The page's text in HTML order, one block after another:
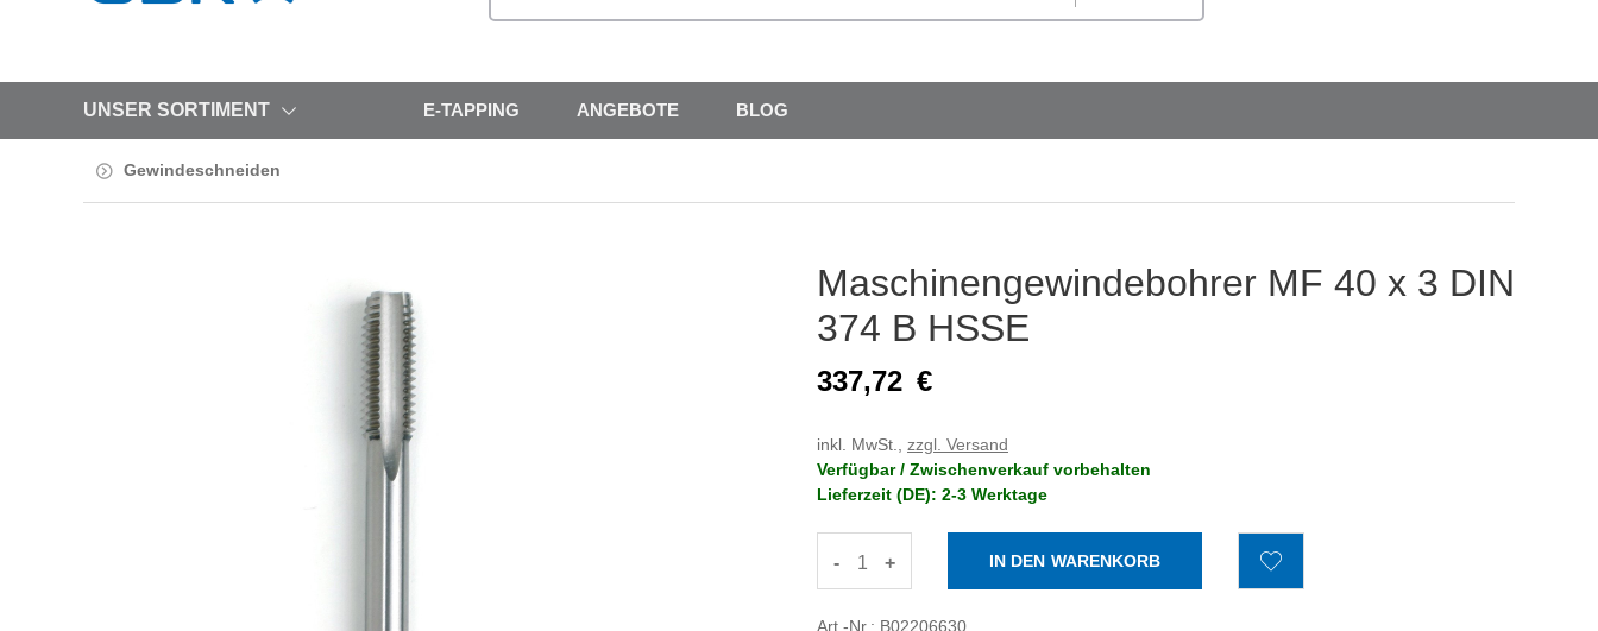
UNSER SORTIMENT E-TAPPING ANGEBOTE BLOG
Gewindeschneiden
Maschinengewindebohrer MF 40 x 3 DIN
374 B HSSE
337,72 €
inkl. MwSt., zzgl. Versand
Verfügbar / Zwischenverkauf vorbehalten
Lieferzeit (DE): 2-3 Werktage
- +
Art.-Nr.: B02206630